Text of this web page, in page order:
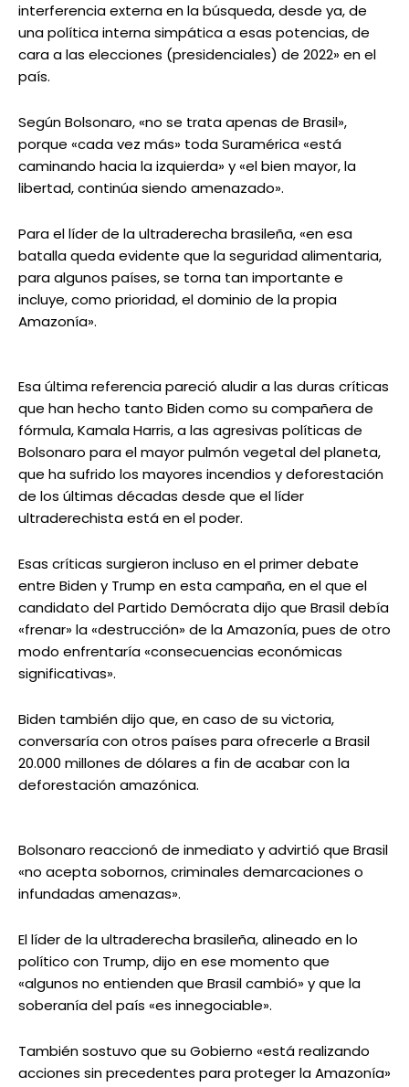
interferencia externa en la búsqueda, desde ya, de
una política interna simpática a esas potencias, de
cara a las elecciones (presidenciales) de 2022» en el
país.
Según Bolsonaro, «no se trata apenas de Brasil»,
porque «cada vez más» toda Suramérica «está
caminando hacia la izquierda» y «el bien mayor, la
libertad, continúa siendo amenazado».
Para el líder de la ultraderecha brasileña, «en esa
batalla queda evidente que la seguridad alimentaria,
para algunos países, se torna tan importante e
incluye, como prioridad, el dominio de la propia
Amazonía».
Esa última referencia pareció aludir a las duras críticas
que han hecho tanto Biden como su compañera de
fórmula, Kamala Harris, a las agresivas políticas de
Bolsonaro para el mayor pulmón vegetal del planeta,
que ha sufrido los mayores incendios y deforestación
de los últimas décadas desde que el líder
ultraderechista está en el poder.
Esas críticas surgieron incluso en el primer debate
entre Biden y Trump en esta campaña, en el que el
candidato del Partido Demócrata dijo que Brasil debía
«frenar» la «destrucción» de la Amazonía, pues de otro
modo enfrentaría «consecuencias económicas
significativas».
Biden también dijo que, en caso de su victoria,
conversaría con otros países para ofrecerle a Brasil
20.000 millones de dólares a fin de acabar con la
deforestación amazónica.
Bolsonaro reaccionó de inmediato y advirtió que Brasil
«no acepta sobornos, criminales demarcaciones o
infundadas amenazas».
El líder de la ultraderecha brasileña, alineado en lo
político con Trump, dijo en ese momento que
«algunos no entienden que Brasil cambió» y que la
soberanía del país «es innegociable».
También sostuvo que su Gobierno «está realizando
acciones sin precedentes para proteger la Amazonía»